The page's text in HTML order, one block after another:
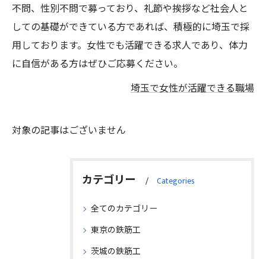
不問、性別不問で募っており、礼節や挨拶など社会人と
しての基礎ができている方であれば、積極的に埼玉で採
用しております。女性でも活躍できる求人であり、体力
に自信がある方はぜひご応募ください。
埼玉で女性が活躍できる職場
対象の記事はございません
カテゴリー Categories
全てのカテゴリー
東京の鉄筋工
茨城の鉄筋工